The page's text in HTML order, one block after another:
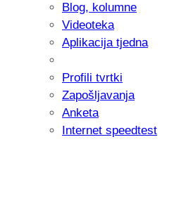
Samsung otkrio
donijelo tanje i
Blog, kolumne
Videoteka
Aplikacija tjedna
Profili tvrtki
Zapošljavanja
Anketa
Internet speedtest